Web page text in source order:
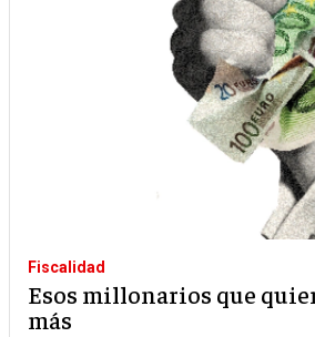
Fiscalidad
Esos millonarios que
más